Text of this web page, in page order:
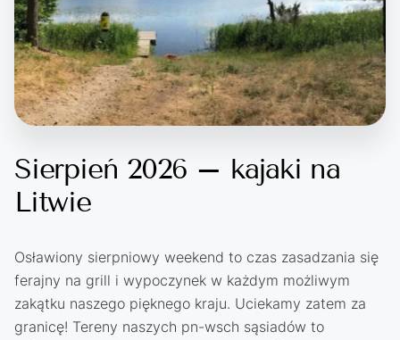
Sierpień 2026 – kajaki na
Litwie
Osławiony sierpniowy weekend to czas zasadzania się
ferajny na grill i wypoczynek w każdym możliwym
zakątku naszego pięknego kraju. Uciekamy zatem za
granicę! Tereny naszych pn-wsch sąsiadów to